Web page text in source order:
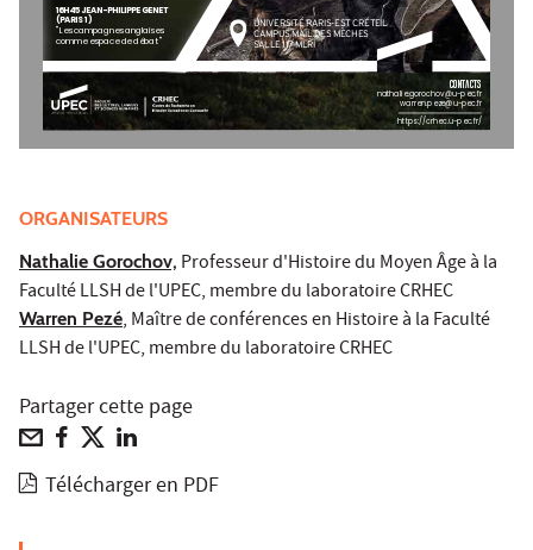
CONTACTs
nathalie.g orochov@u-p ec.fr
warren.peze@u-pec.fr
https://crhec.u-pec.fr/
UNIVERSITÉ PARIS-EST CRÉTEIL
CAMPUS MAIL DES MÈCHES
SALLE 117 MLRI
16H45 JEAN-PHILIPPE GENET
(PARIS 1 )
" Les campagnes anglaises
comme espace de débat "
ORGANISATEURS
Nathalie Gorochov, Professeur d'Histoire du Moyen Âge à la
Faculté LLSH de l'UPEC, membre du laboratoire CRHEC
Warren Pezé, Maître de conférences en Histoire à la Faculté
LLSH de l'UPEC, membre du laboratoire CRHEC
Partager cette page
Télécharger en PDF